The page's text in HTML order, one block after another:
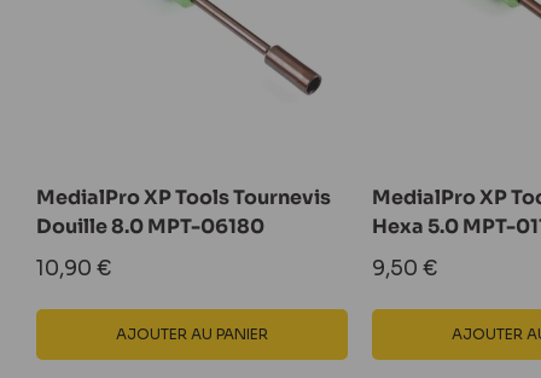
MedialPro XP Tools Tournevis
Douille 8.0 MPT-06180
Prix
réduit
10,90 €
AJOUTER AU PANIER
MedialPro XP
Hexa 5.0 MPT-
Prix
réduit
9,50 €
AJOUTER